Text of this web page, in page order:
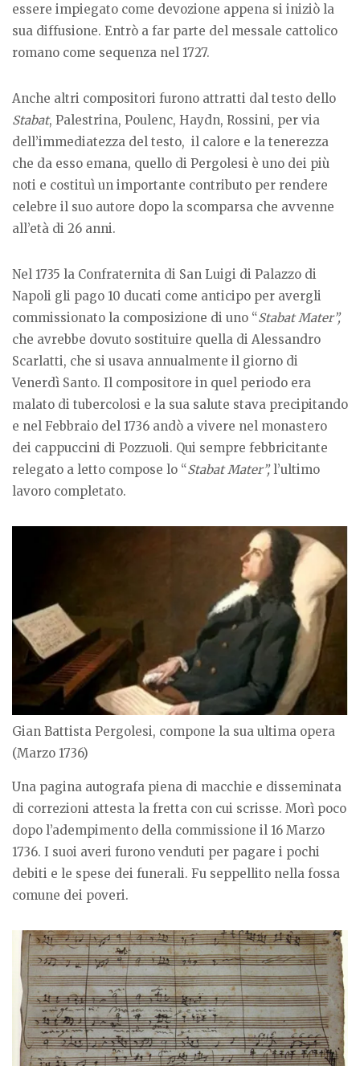
essere impiegato come devozione appena si iniziò la
sua diffusione. Entrò a far parte del messale cattolico
romano come sequenza nel 1727.
Anche altri compositori furono attratti dal testo dello
Stabat, Palestrina, Poulenc, Haydn, Rossini, per via
dell’immediatezza del testo, il calore e la tenerezza
che da esso emana, quello di Pergolesi è uno dei più
noti e costituì un importante contributo per rendere
celebre il suo autore dopo la scomparsa che avvenne
all’età di 26 anni.
Nel 1735 la Confraternita di San Luigi di Palazzo di
Napoli gli pago 10 ducati come anticipo per avergli
commissionato la composizione di uno “Stabat Mater”,
che avrebbe dovuto sostituire quella di Alessandro
Scarlatti, che si usava annualmente il giorno di
Venerdì Santo. Il compositore in quel periodo era
malato di tubercolosi e la sua salute stava precipitando
e nel Febbraio del 1736 andò a vivere nel monastero
dei cappuccini di Pozzuoli. Qui sempre febbricitante
relegato a letto compose lo “Stabat Mater”,l’ultimo
lavoro completato.
Gian Battista Pergolesi, compone la sua ultima opera
(Marzo 1736)
Una pagina autografa piena di macchie e disseminata
di correzioni attesta la fretta con cui scrisse. Morì poco
dopo l’adempimento della commissione il 16 Marzo
1736. I suoi averi furono venduti per pagare i pochi
debiti e le spese dei funerali. Fu seppellito nella fossa
comune dei poveri.